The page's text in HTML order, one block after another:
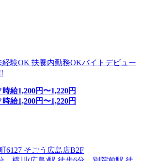
経験OK 扶養内勤務OKバイトデビュー
時給1,200円〜1,220円
時給1,200円〜1,220円
6127 そごう広島店B2F